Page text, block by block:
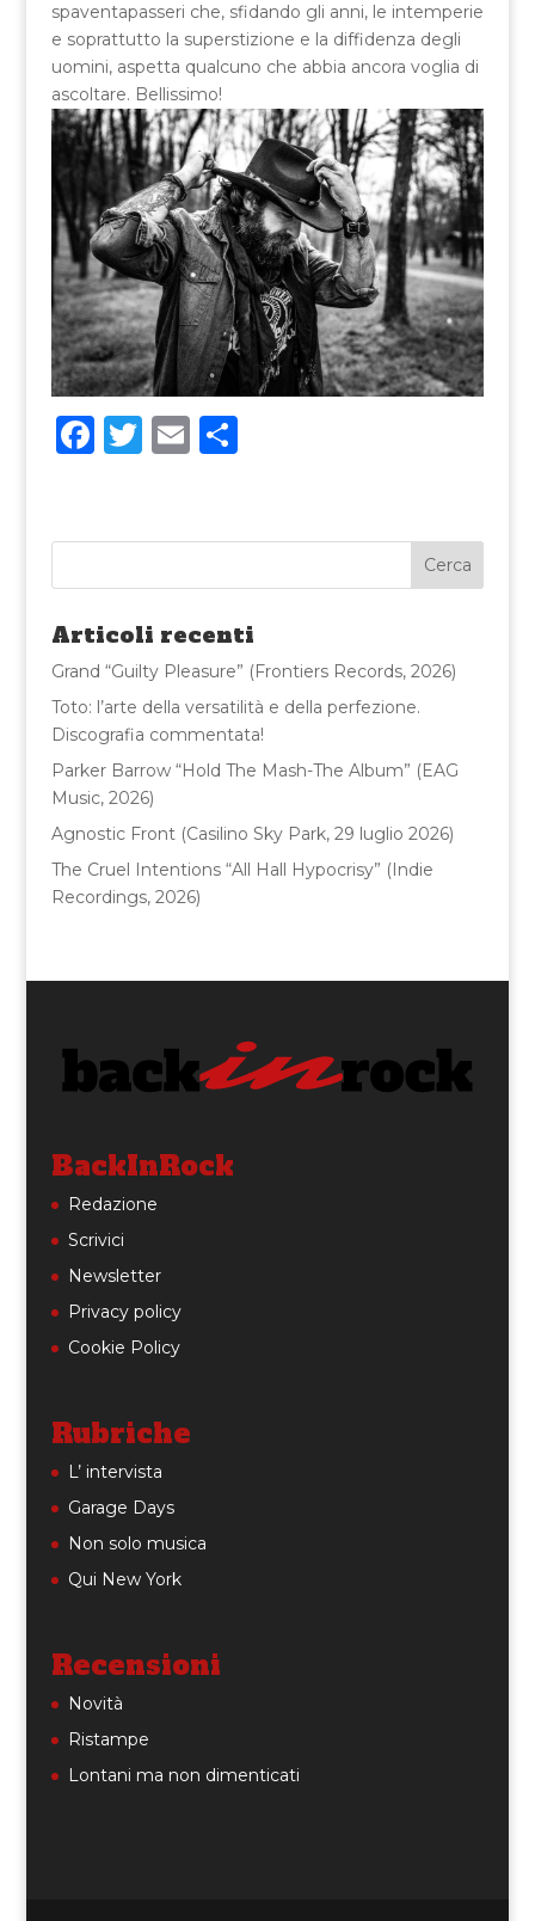
spaventapasseri che, sfidando gli anni, le intemperie
e soprattutto la superstizione e la diffidenza degli
uomini, aspetta qualcuno che abbia ancora voglia di
ascoltare. Bellissimo!
F
e
b
o
o
k
T
te
r
E
l
C
di
vi
di
Articoli recenti
Grand “Guilty Pleasure” (Frontiers Records, 2026)
Toto: l’arte della versatilità e della perfezione.
Discografia commentata!
Parker Barrow “Hold The Mash-The Album” (EAG
Music, 2026)
Agnostic Front (Casilino Sky Park, 29 luglio 2026)
The Cruel Intentions “All Hall Hypocrisy” (Indie
Recordings, 2026)
BackInRock
Redazione
Scrivici
Newsletter
Privacy policy
Cookie Policy
Rubriche
L’ intervista
Garage Days
Non solo musica
Qui New York
Recensioni
Novità
Ristampe
Lontani ma non dimenticati